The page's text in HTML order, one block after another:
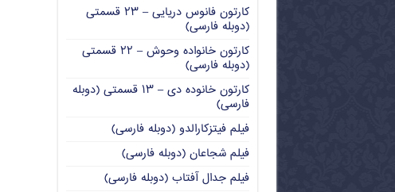
کارتون فانوس دریایی – ۲۳ قسمتی
(دوبله فارسی)
کارتون خانواده وحوش – ۲۲ قسمتی
(دوبله فارسی)
کارتون خانوده دی – ۱۳ قسمتی (دوبله
فارسی)
فیلم فیتزکارالدو (دوبله فارسی)
فیلم شجاعان (دوبله فارسی)
فیلم جدال آفتاب (دوبله فارسی)